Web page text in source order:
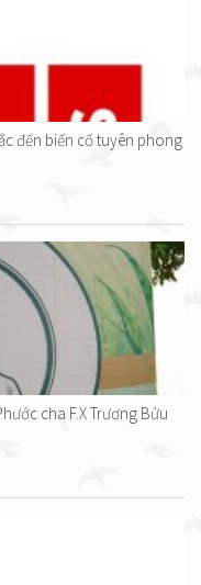
đến biến cố tuyên phong
cha F.X Trương Bửu